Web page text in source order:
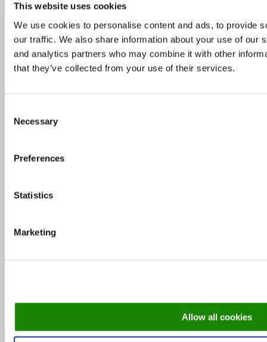
This website uses cookies
We use cookies to personalise content and ads, to provide
our traffic. We also share information about your use of our
and analytics partners who may combine it with other
that they’ve collected from your use of their services.
Selection
Necessary
Preferences
Statistics
Marketing
Allow all cookies
Soovitus: 6 restorani, kus väljaspool Tallinna
einestada
Tallinna väliterrassid – vaata, kus väljas
Soovitus: TOP 5 pealinna restorani sõbrapäeval
MEKKi peakokk Rene Uusmees: MEKKi edu
Week’il külastada